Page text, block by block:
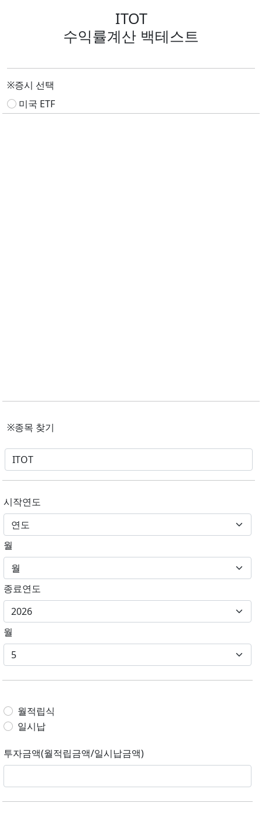
ITOT
수익률계산 백테스트
※증시 선택
미국 ETF
※종목 찾기
시작연도
월
종료연도
월
월적립식
일시납
투자금액(월적립금액/일시납금액)